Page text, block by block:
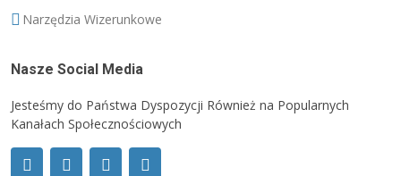
Narzędzia Wizerunkowe
Nasze Social Media
Jesteśmy do Państwa Dyspozycji Również na Popularnych
Kanałach Społecznościowych